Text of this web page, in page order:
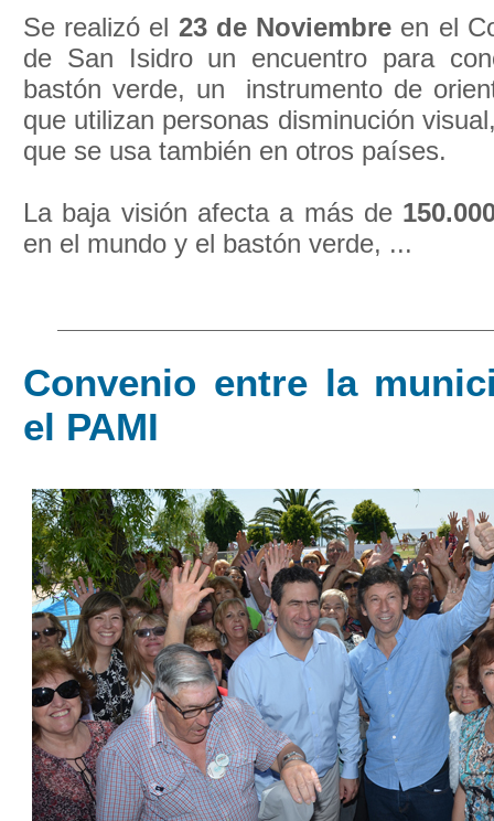
Se realizó el 23 de Noviembre en el
de San Isidro un encuentro para
bastón verde, un instrumento de
que utilizan personas disminución
que se usa también en otros países.
La baja visión afecta a más de
en el mundo y el bastón verde, ...
Convenio entre la
el PAMI